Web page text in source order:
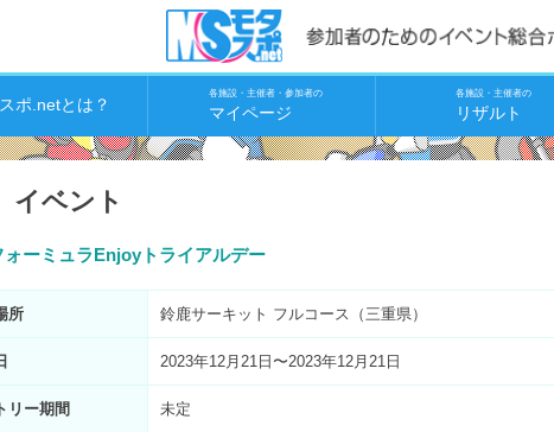
ポ.netとは？
各施設・主催者・参加者の
マイページ
各施設・主催者の
リザルト
イベント
ォーミュラEnjoyトライアルデー
所 鈴鹿サーキット フルコース（三重県）
2023年12月21日〜2023年12月21日
リー期間 未定